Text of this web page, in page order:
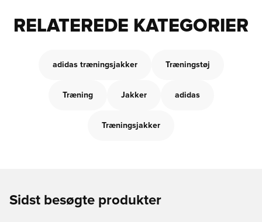
RELATEREDE KATEGORIER
adidas træningsjakker Træningstøj
Træning Jakker adidas
Træningsjakker
Sidst besøgte produkter